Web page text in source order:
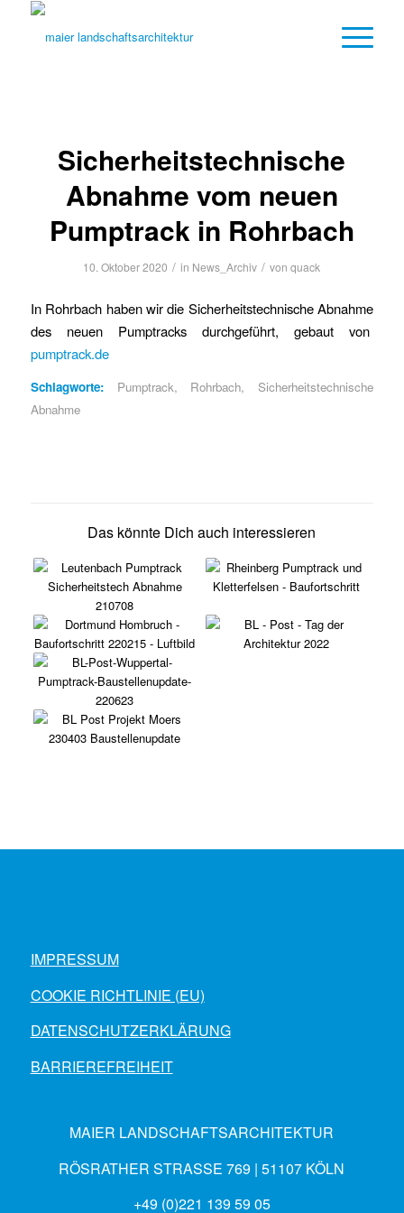
Sicherheitstechnische
Abnahme vom neuen
Pumptrack in Rohrbach
10. Oktober 2020 / in News_Archiv / vonquack
In Rohrbach haben wir die Sicherheitstechnische Abnahme
des neuen Pumptracks durchgeführt, gebaut von
pumptrack.de
Schlagworte: Pumptrack, Rohrbach, Sicherheitstechnische
Abnahme
Das könnte Dich auch interessieren
IMPRESSUM
COOKIE RICHTLINIE (EU)
DATENSCHUTZERKLÄRUNG
BARRIEREFREIHEIT
MAIER LANDSCHAFTSARCHITEKTUR
RÖSRATHER STRASSE 769 | 51107 KÖLN
+49 (0)221 139 59 05